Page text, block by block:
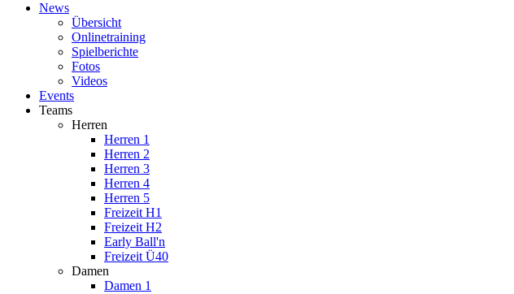
News
Übersicht
Onlinetraining
Spielberichte
Fotos
Videos
Events
Teams
Herren
Herren 1
Herren 2
Herren 3
Herren 4
Herren 5
Freizeit H1
Freizeit H2
Early Ball'n
Freizeit Ü40
Damen
Damen 1